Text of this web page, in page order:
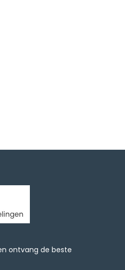
ontvang de beste